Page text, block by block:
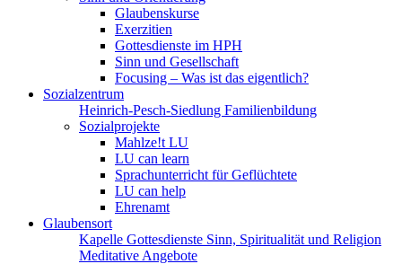
Glaubenskurse
Exerzitien
Gottesdienste im HPH
Sinn und Gesellschaft
Focusing – Was ist das eigentlich?
Sozialzentrum
Heinrich-Pesch-Siedlung Familienbildung
Sozialprojekte
Mahlze!t LU
LU can learn
Sprachunterricht für Geflüchtete
LU can help
Ehrenamt
Glaubensort
Kapelle Gottesdienste Sinn, Spiritualität und Religion
Meditative Angebote